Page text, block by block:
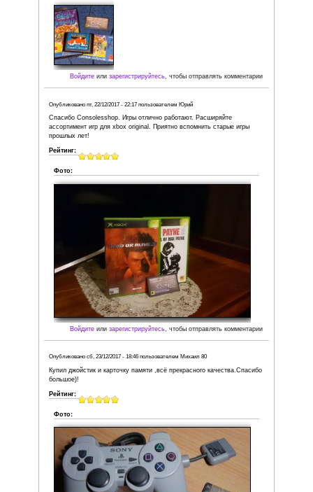
Фото:
ассортимент игр для xbox original. Приятно вспомнить
прошлых лет!
Рейтинг:
Фото: